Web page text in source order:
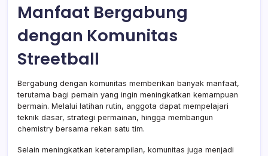
Manfaat Bergabung
dengan Komunitas
Streetball
Bergabung dengan komunitas memberikan banyak manfaat,
terutama bagi pemain yang ingin meningkatkan kemampuan
bermain. Melalui latihan rutin, anggota dapat mempelajari
teknik dasar, strategi permainan, hingga membangun
chemistry bersama rekan satu tim.
Selain meningkatkan keterampilan, komunitas juga menjadi